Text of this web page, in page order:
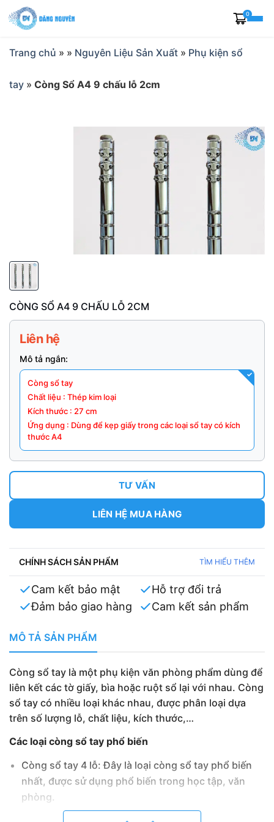
Skip
to
0
Trang chủ » » Nguyên Liệu Sản Xuất » Phụ kiện sổ
tay » Còng Sổ A4 9 chấu lỗ 2cm
CÒNG SỔ A4 9 CHẤU LỖ 2CM
Liên hệ
Mô tả ngắn:
Còng sổ tay
Chất liệu : Thép kim loại
Kích thước : 27 cm
Ứng dụng : Dùng để kẹp giấy trong các loại sổ tay có kích
thước A4
TƯ VẤN
LIÊN HỆ MUA HÀNG
CHÍNH SÁCH SẢN PHẨM TÌM HIỂU THÊM
Cam kết bảo mật
Hỗ trợ đổi trả
Đảm bảo giao hàng
Cam kết sản phẩm
MÔ TẢ SẢN PHẨM
Còng sổ tay là một phụ kiện văn phòng phẩm dùng để
liên kết các tờ giấy, bìa hoặc ruột sổ lại với nhau. Còng
sổ tay có nhiều loại khác nhau, được phân loại dựa
trên số lượng lỗ, chất liệu, kích thước,…
Các loại còng sổ tay phổ biến
Còng sổ tay 4 lỗ: Đây là loại còng sổ tay phổ biến
nhất, được sử dụng phổ biến trong học tập, văn
phòng.
Còng sổ tay 6 lỗ: Loại còng này có kích thước lớn